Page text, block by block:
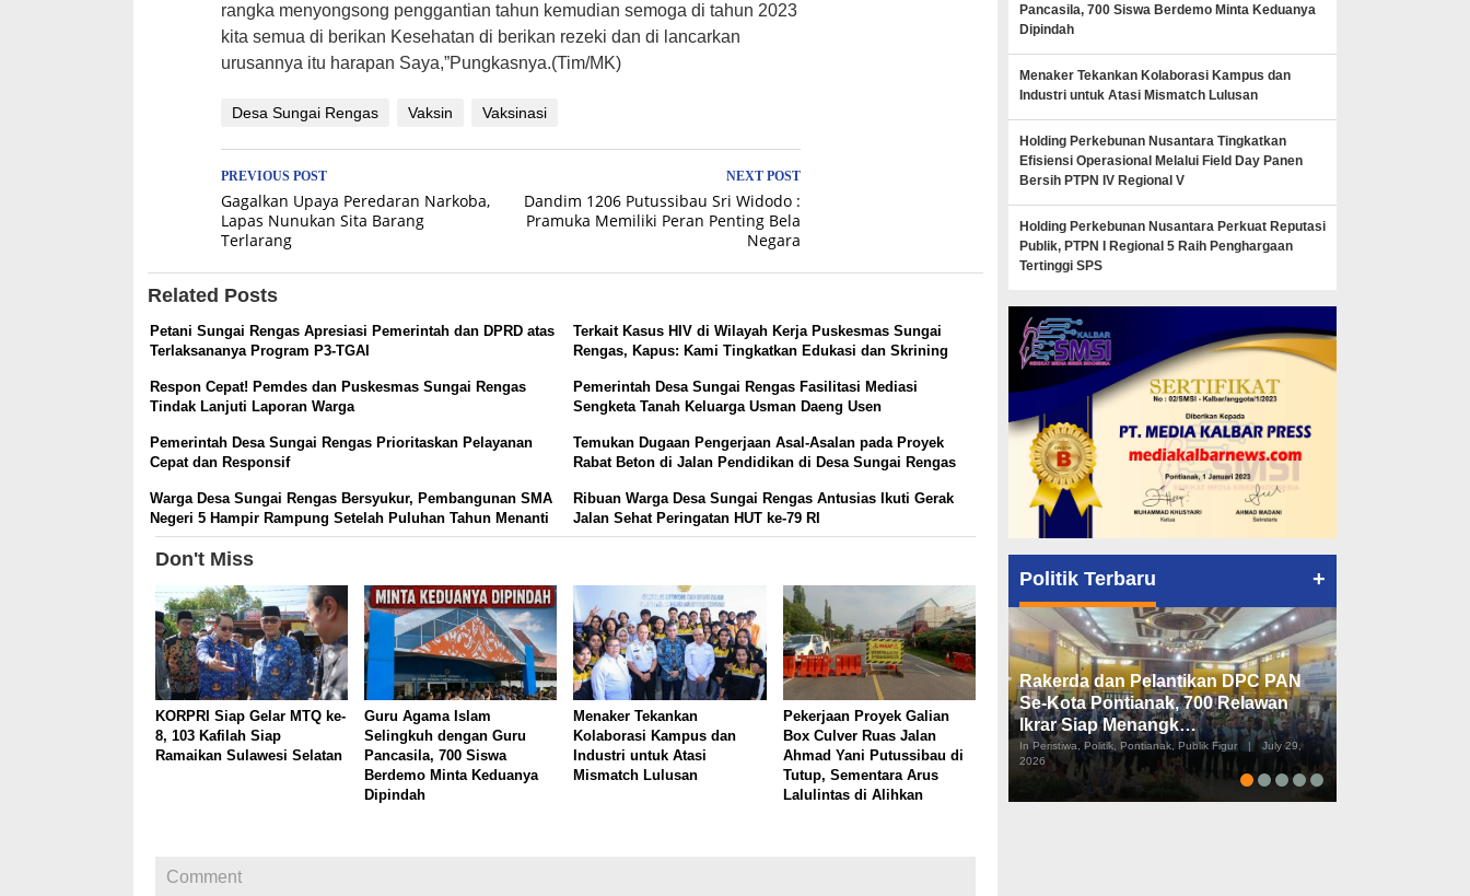
rangka menyongsong penggantian tahun kemudian semoga di tahun 2023
kita semua di berikan Kesehatan di berikan rezeki dan di lancarkan
urusannya itu harapan Saya,”Pungkasnya.(Tim/MK)
Desa Sungai Rengas Vaksin Vaksinasi
Post
navigation
PREVIOUS POST
Gagalkan Upaya Peredaran Narkoba,
Lapas Nunukan Sita Barang
Terlarang
NEXT POST
Dandim 1206 Putussibau Sri Widodo :
Pramuka Memiliki Peran Penting Bela
Negara
Related Posts
Petani Sungai Rengas Apresiasi Pemerintah dan DPRD atas
Terlaksananya Program P3-TGAI
Terkait Kasus HIV di Wilayah Kerja Puskesmas Sungai
Rengas, Kapus: Kami Tingkatkan Edukasi dan Skrining
Respon Cepat! Pemdes dan Puskesmas Sungai Rengas
Tindak Lanjuti Laporan Warga
Pemerintah Desa Sungai Rengas Fasilitasi Mediasi
Sengketa Tanah Keluarga Usman Daeng Usen
Pemerintah Desa Sungai Rengas Prioritaskan Pelayanan
Cepat dan Responsif
Temukan Dugaan Pengerjaan Asal-Asalan pada Proyek
Rabat Beton di Jalan Pendidikan di Desa Sungai Rengas
Warga Desa Sungai Rengas Bersyukur, Pembangunan SMA
Negeri 5 Hampir Rampung Setelah Puluhan Tahun Menanti
Ribuan Warga Desa Sungai Rengas Antusias Ikuti Gerak
Jalan Sehat Peringatan HUT ke-79 RI
Don't Miss
KORPRI Siap Gelar MTQ ke-
8, 103 Kafilah Siap
Ramaikan Sulawesi Selatan
Guru Agama Islam
Selingkuh dengan Guru
Pancasila, 700 Siswa
Berdemo Minta Keduanya
Dipindah
Menaker Tekankan
Kolaborasi Kampus dan
Industri untuk Atasi
Mismatch Lulusan
Pekerjaan Proyek Galian
Box Culver Ruas Jalan
Ahmad Yani Putussibau di
Tutup, Sementara Arus
Lalulintas di Alihkan
Comment
Pancasila, 700 Siswa Berdemo Minta Keduanya
Dipindah
Menaker Tekankan Kolaborasi Kampus dan
Industri untuk Atasi Mismatch Lulusan
Holding Perkebunan Nusantara Tingkatkan
Efisiensi Operasional Melalui Field Day Panen
Bersih PTPN IV Regional V
Holding Perkebunan Nusantara Perkuat Reputasi
Publik, PTPN I Regional 5 Raih Penghargaan
Tertinggi SPS
Politik Terbaru +
Rakerda dan Pelantikan DPC PAN
Se-Kota Pontianak, 700 Relawan
Ikrar Siap Menangk…
In Peristiwa, Politik, Pontianak, Publik Figur |
July 29,
2026